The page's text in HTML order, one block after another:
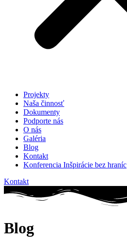
Projekty
Naša činnosť
Dokumenty
Podporte nás
O nás
Galéria
Blog
Kontakt
Konferencia Inšpirácie bez hraníc
Kontakt
Blog